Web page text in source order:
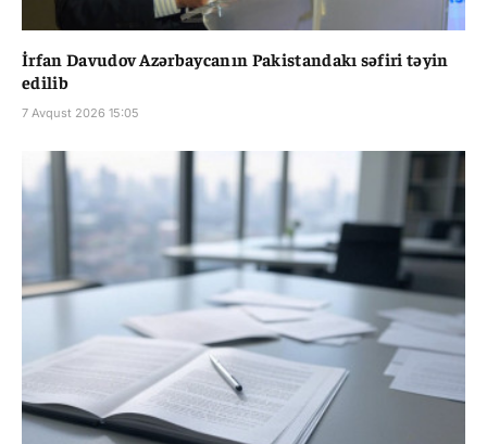
İrfan Davudov Azərbaycanın Pakistandakı səfiri təyin
edilib
7 Avqust 2026 15:05